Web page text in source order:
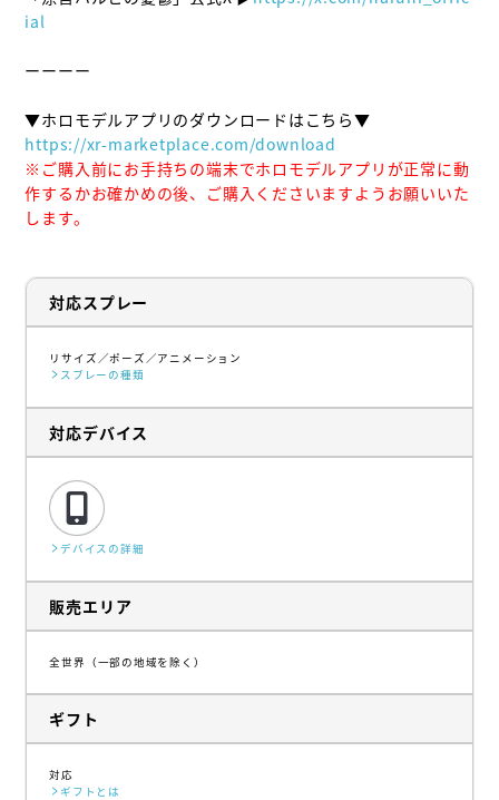
ial
ーーーー
https://xr-marketplace.com/download
※ご購入前にお手持ちの端末でホロモデルアプリが正常に動
作するかお確かめの後、ご購入くださいますようお願いいた
します。
対応スプレー
リサイズ ポーズ
アニメーション
スプレーの種類
対応デバイス
デバイスの詳細
販売エリア
全世界（一部の地域を除く）
ギフト
対応
ギフトとは